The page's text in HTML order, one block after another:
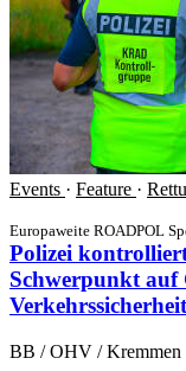
Events · Feature ·
Europaweite ROADPOL
Polizei
Schwerpunkt auf
Verkehrssicherheit
BB / OHV / Kremmen